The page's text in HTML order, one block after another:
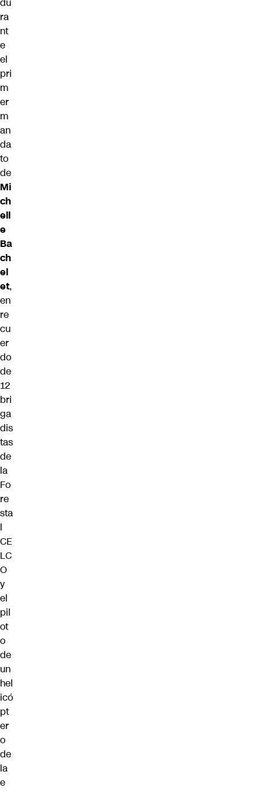
ra
nt
e
el
pri
m
er
m
an
da
to
de
Mi
ch
ell
e
Ba
ch
el
et,
en
re
cu
er
do
de
12
bri
ga
dis
tas
de
la
Fo
re
sta
l
CE
LC
O
y
el
pil
ot
o
de
un
hel
icó
pt
er
o
de
la
e